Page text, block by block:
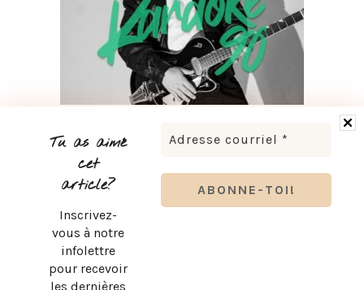
Tu as aimé
cet
article?
Inscrivez-
vous à notre
infolettre
pour recevoir
les dernières